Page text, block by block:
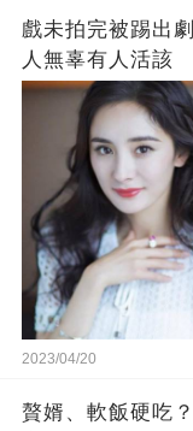
戲未拍完被踢出
人無辜有人活該
2023/04/20
贅婿、軟飯硬吃